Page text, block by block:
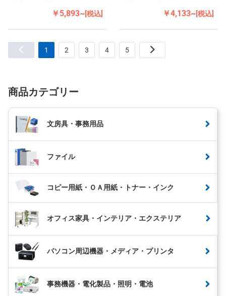
￥5,893~[税込] ￥4,133~[税込]
1 2 3 4 5
商品カテゴリー
文房具・事務用品
ファイル
コピー用紙・ＯＡ用紙・トナー・インク
オフィス家具・インテリア・エクステリア
パソコン周辺機器・メディア・プリンタ
事務機器・電化製品・照明・電池